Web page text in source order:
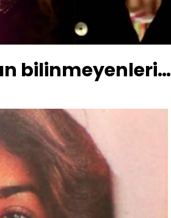
bilinmeyenleri…